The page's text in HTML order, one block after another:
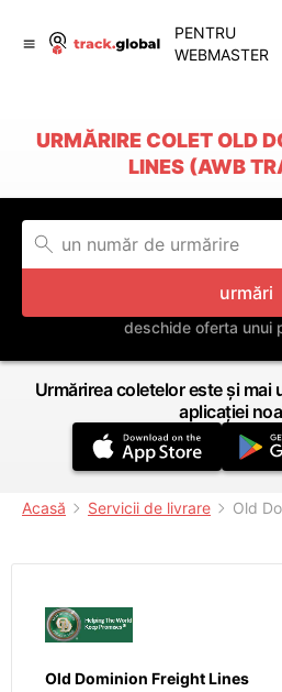
PENTRU
WEBMASTER
URMĂRIRE COLET OLD
LINES (AWB
urmări
deschide oferta unui
Urmărirea coletelor este și mai
aplicației
Acasă Servicii de livrare Old
Old Dominion Freight Lines